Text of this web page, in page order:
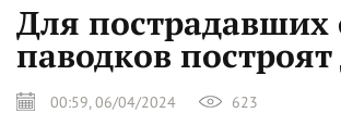
Для пострадавших
паводков
00:59, 06/04/2024 623